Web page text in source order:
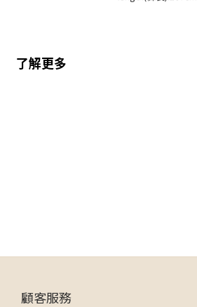
了解更多
顧客服務